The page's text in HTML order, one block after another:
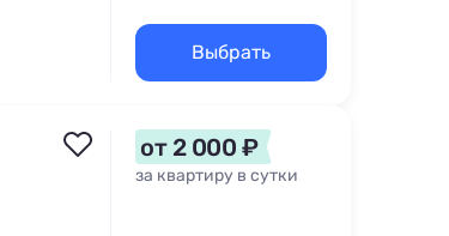
Выбрать
от 2 000 ₽
за квартиру в сутки